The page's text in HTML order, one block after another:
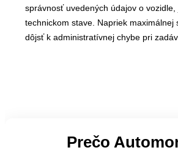
správnosť uvedených údajov o
technickom stave. Napriek
dôjsť k administratívnej chybe pri
Prečo